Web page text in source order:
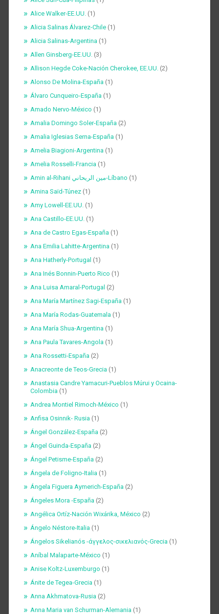
Alice Walker-EE.UU. (1)
Alicia Salinas Álvarez-Chile(1)
Alicia Salinas-Argentina (1)
Allen Ginsberg-EE.UU. (3)
Allison Hegde Coke-Nación Cherokee, EE.UU. (2)
Alonso De Molina-España (1)
Álvaro Cunqueiro-España (1)
Amado Nervo-México (1)
Amalia Domingo Soler-España (2)
Amalia Iglesias Serna-España (1)
Amelia Biagioni-Argentina (1)
Amelia Rosselli-Francia (1)
Amin al-Rihani مين الريحاني-Líbano (1)
Amina Saïd-Túnez(1)
Amy Lowell-EE.UU. (1)
Ana Castillo-EE.UU. (1)
Ana de Castro Egas-España (1)
Ana Emilia Lahitte-Argentina (1)
Ana Hatherly-Portugal (1)
Ana Inés Bonnin-Puerto Rico (1)
Ana Luisa Amaral-Portugal (2)
Ana María Martínez Sagi-España (1)
Ana María Rodas-Guatemala (1)
Ana María Shua-Argentina (1)
Ana Paula Tavares-Angola (1)
Ana Rossetti-España (2)
Anacreonte de Teos-Grecia (1)
Anastasia Candre Yamacuri-Pueblos Múrui y Ocaina-
Colombia (1)
Andrea Montiel Rimoch-México (1)
Anfisa Osinnik- Rusia (1)
Ángel González-España (2)
Ángel Guinda-España (2)
Ángel Petisme-España (2)
Ángela de Foligno-Italia (1)
Ángela Figuera Aymerich-España (2)
Ángeles Mora -España (2)
Angélica Ortíz-Nación Wixárika, México (2)
Ángelo Néstore-Italia (1)
Ángelos Sikelianós -άγγελος-σικελιανός-Grecia (1)
Aníbal Malaparte-México (1)
Anise Koltz-Luxemburgo (1)
Ánite de Tegea-Grecia (1)
Anna Akhmatova-Rusia (2)
Anna Maria van Schurman-Alemania (1)